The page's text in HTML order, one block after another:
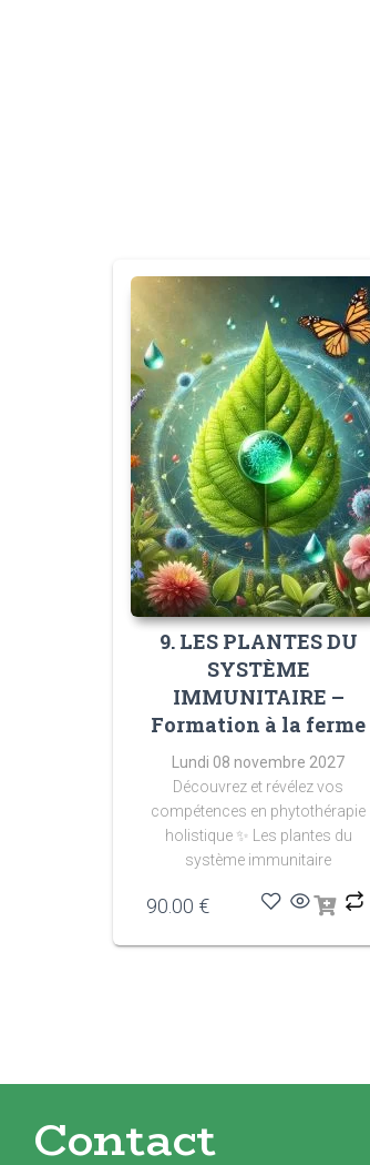
9. LES PLANTES DU
SYSTÈME
IMMUNITAIRE –
Formation à la ferme
Lundi 08 novembre 2027
Découvrez et révélez vos
compétences en phytothérapie
holistique ✨ Les plantes du
système immunitaire
90.00 €
Contact